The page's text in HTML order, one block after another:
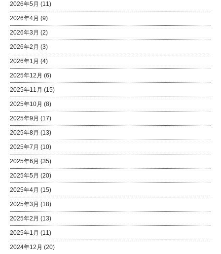
2026年5月 (11)
2026年4月 (9)
2026年3月 (2)
2026年2月 (3)
2026年1月 (4)
2025年12月 (6)
2025年11月 (15)
2025年10月 (8)
2025年9月 (17)
2025年8月 (13)
2025年7月 (10)
2025年6月 (35)
2025年5月 (20)
2025年4月 (15)
2025年3月 (18)
2025年2月 (13)
2025年1月 (11)
2024年12月 (20)